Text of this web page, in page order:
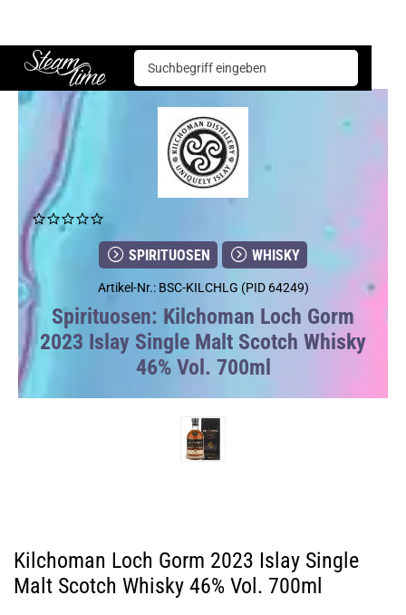
Steam time
Spirituosen Whisky Kilchoman Loch Gorm 2023 Islay Single Malt Scotch Whisky 46% Vol. 700ml
SPIRITUOSEN WHISKY
Artikel-Nr.: BSC-KILCHLG (PID 64249)
Spirituosen: Kilchoman Loch Gorm
2023 Islay Single Malt Scotch Whisky
46% Vol. 700ml
Kilchoman Loch Gorm 2023 Islay Single
Malt Scotch Whisky 46% Vol. 700ml